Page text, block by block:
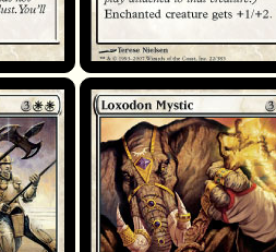
Mystique loxodon